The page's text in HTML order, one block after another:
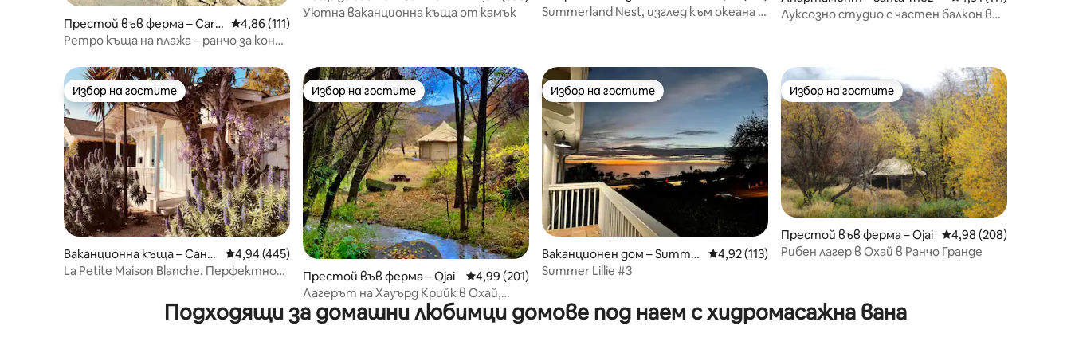
Престой във ферма – Carpi
nteria
Средна оценка: 4,86 от 5, 111 отзива
4,86 (111)
Ретро къща на плажа – ранчо за коне,
рбара
Уютна ваканционна къща от камък
ummerland
Summerland Nest, изглед към океана и
Луксозно студио с частен балкон в
Избор на гостите
Избор на гостите
Ваканционна къща – Сант
а Барбара
Средна оценка: 4,94 от 5, 445 отзива
4,94 (445)
La Petite Maison Blanche. Перфектно
Избор на гостите
Избор на гостите
Престой във ферма – Ojai Средна оценка: 4,99 от 5, 201 отзива
4,99 (201)
Лагерът на Хауърд Крийк в Охай,
Ранчо Гранде
Избор на гостите
Избор на гостите
Ваканционен дом – Summe
rland
Средна оценка: 4,92 от 5, 113 отзива
4,92 (113)
Summer Lillie #3
Избор на гостите
Избор на гостите
Престой във ферма – Ojai Средна оценка: 4,98
4,98 (208)
Рибен лагер в Охай в Ранчо Гранде
Подходящи за домашни любимци домове под наем с хидромасажна вана